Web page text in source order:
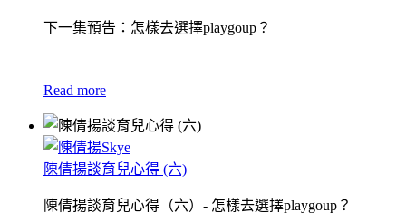
下一集預告：怎樣去選擇playgoup？
Read more
陳倩揚談育兒心得 (六)
陳倩揚談育兒心得（六）- 怎樣去選擇playgoup？